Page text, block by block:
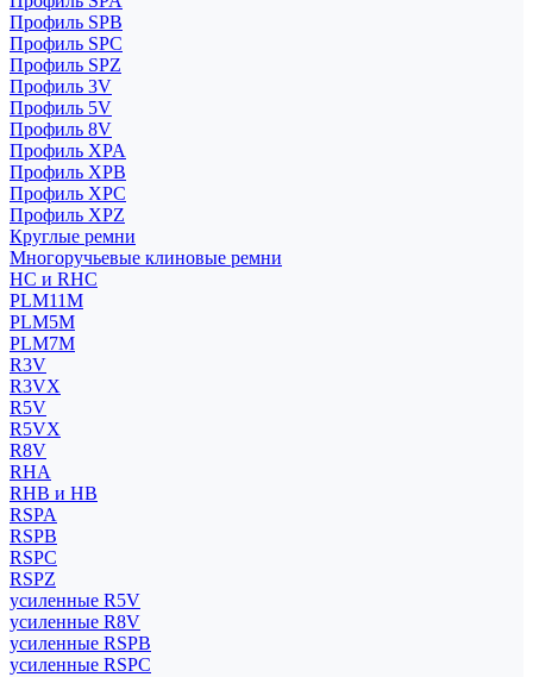
Профиль SPB
Профиль SPC
Профиль SPZ
Профиль 3V
Профиль 5V
Профиль 8V
Профиль XPA
Профиль XPB
Профиль XPC
Профиль XPZ
Круглые ремни
Многоручьевые клиновые ремни
HC и RHC
PLM11M
PLM5M
PLM7M
R3V
R3VX
R5V
R5VX
R8V
RHA
RHB и HB
RSPA
RSPB
RSPC
RSPZ
усиленные R5V
усиленные R8V
усиленные RSPB
усиленные RSPC